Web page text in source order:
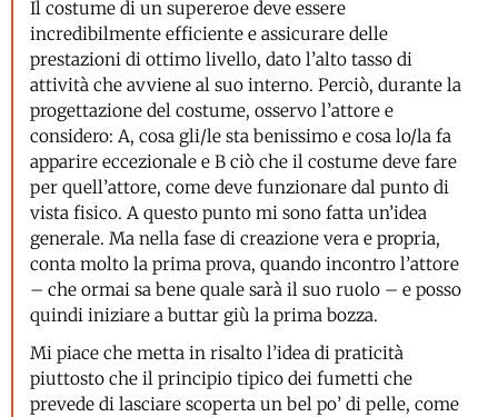
Il costume di un supereroe deve essere
incredibilmente efficiente e assicurare delle
prestazioni di ottimo livello, dato l’alto tasso di
attività che avviene al suo interno. Perciò, durante la
progettazione del costume, osservo l’attore e
considero: A, cosa gli/le sta benissimo e cosa lo/la fa
apparire eccezionale e B ciò che il costume deve fare
per quell’attore, come deve funzionare dal punto di
vista fisico. A questo punto mi sono fatta un’idea
generale. Ma nella fase di creazione vera e propria,
conta molto la prima prova, quando incontro l’attore
– che ormai sa bene quale sarà il suo ruolo – e posso
quindi iniziare a buttar giù la prima bozza.
Mi piace che metta in risalto l’idea di praticità
piuttosto che il principio tipico dei fumetti che
prevede di lasciare scoperta un bel po’ di pelle, come